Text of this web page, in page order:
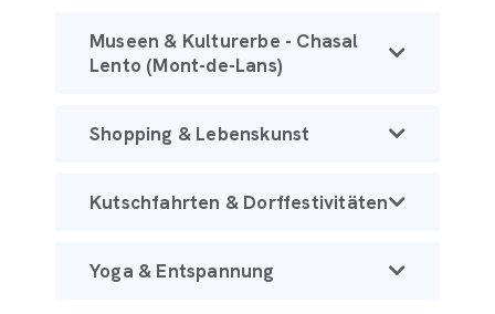
Museen & Kulturerbe - Chasal
Lento (Mont-de-Lans)
Shopping & Lebenskunst
Kutschfahrten & Dorffestivitäten
Yoga & Entspannung